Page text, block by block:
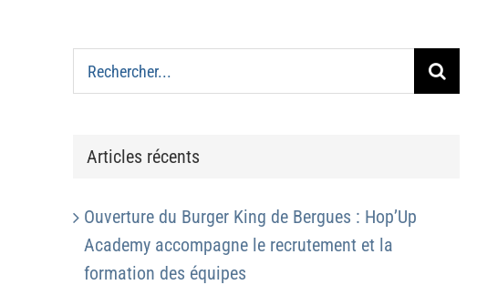
Rechercher
Articles récents
Ouverture du Burger King de Bergues : Hop’Up
Academy accompagne le recrutement et la
formation des équipes